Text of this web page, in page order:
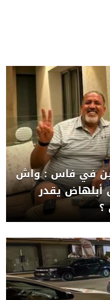
في فاس : واش
أبلهاض يقدر
؟